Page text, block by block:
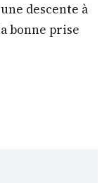
descente à
bonne prise